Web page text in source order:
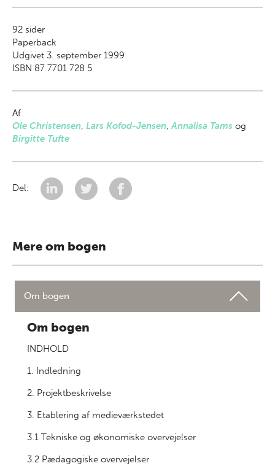
92 sider
Paperback
Udgivet 3. september 1999
ISBN 87 7701 728 5
Af
Ole Christensen, Lars Kofod-Jensen,Annalisa Tams og
Birgitte Tufte
Del:
Mere om bogen
Om bogen
Om bogen
INDHOLD
1. Indledning
2. Projektbeskrivelse
3. Etablering af medieværkstedet
3.1 Tekniske og økonomiske overvejelser
3.2 Pædagogiske overvejelser